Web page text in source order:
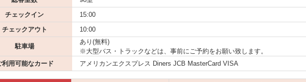
チェックイン
15:00
チェックアウト
10:00
駐車場
あり(無料)
※大型バス・トラックなどは、事前にご予約をお願い致します。
利用可能なカード
アメリカンエクスプレス Diners JCB MasterCard VISA